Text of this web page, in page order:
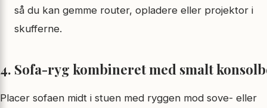
så du kan gemme router, opladere eller projektor i
skufferne.
4. Sofa-ryg kombineret med smalt
Placer sofaen midt i stuen med ryggen mod sove- eller